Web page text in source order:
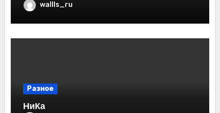
wallls_ru
Разное
НиКа